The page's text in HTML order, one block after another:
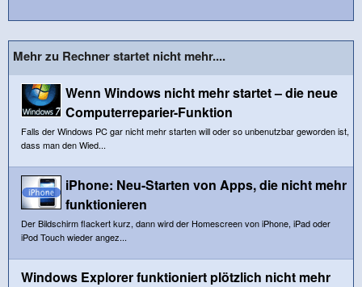
Mehr zu Rechner startet nicht mehr....
Wenn Windows nicht mehr startet – die neue
Computerreparier-Funktion
Falls der Windows PC gar nicht mehr starten will oder so unbenutzbar geworden ist,
dass man den Wied...
iPhone: Neu-Starten von Apps, die nicht mehr
funktionieren
Der Bildschirm flackert kurz, dann wird der Homescreen von iPhone, iPad oder
iPod Touch wieder angez...
Windows Explorer funktioniert plötzlich nicht mehr